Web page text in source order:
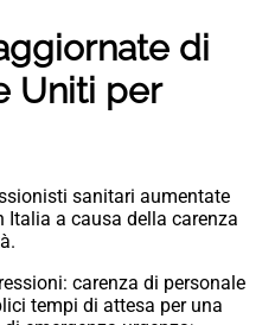
di
Uniti per
sanitari aumentate
Italia a causa della carenza
carenza di personale
tempi di attesa per una